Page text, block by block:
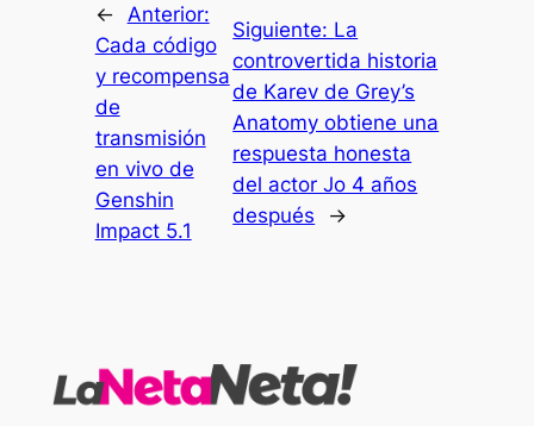
←
Anterior:
Cada código
y recompensa
de
transmisión
en vivo de
Genshin
Impact 5.1
Siguiente: La
controvertida historia
de Karev de Grey’s
Anatomy obtiene una
respuesta honesta
del actor Jo 4 años
después
→